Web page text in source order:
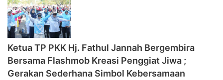
‎Ketua TP PKK Hj. Fathul Jannah Bergembira
Bersama Flashmob Kreasi Penggiat Jiwa ;
Gerakan Sederhana Simbol Kebersamaan